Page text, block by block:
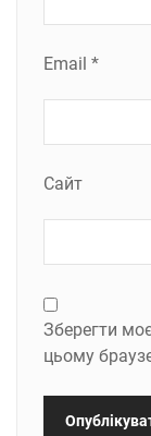
Email *
Сайт
Зберегти
цьому